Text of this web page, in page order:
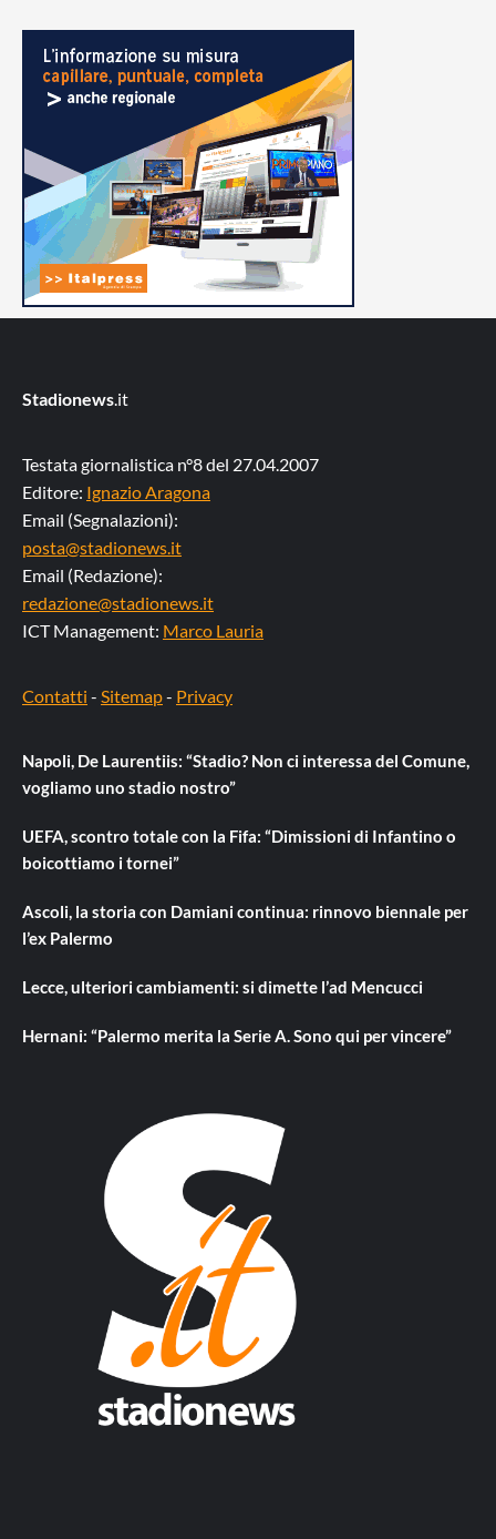
Stadionews.it
Testata giornalistica n°8 del 27.04.2007
Editore: Ignazio Aragona
Email (Segnalazioni):
posta@stadionews.it
Email (Redazione):
redazione@stadionews.it
ICT Management: Marco Lauria
Contatti - Sitemap- Privacy
Napoli, De Laurentiis: “Stadio? Non ci interessa del Comune,
vogliamo uno stadio nostro”
UEFA, scontro totale con la Fifa: “Dimissioni di Infantino o
boicottiamo i tornei”
Ascoli, la storia con Damiani continua: rinnovo biennale per
l’ex Palermo
Lecce, ulteriori cambiamenti: si dimette l’ad Mencucci
Hernani: “Palermo merita la Serie A. Sono qui per vincere”